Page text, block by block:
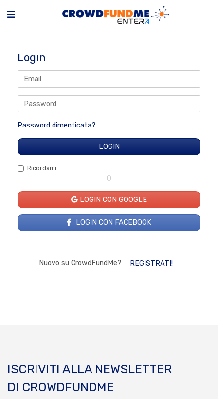
Login
Password dimenticata?
Ricordami
O
LOGIN CON GOOGLE
LOGIN CON FACEBOOK
Nuovo su CrowdFundMe? REGISTRATI!
ISCRIVITI ALLA NEWSLETTER
DI CROWDFUNDME